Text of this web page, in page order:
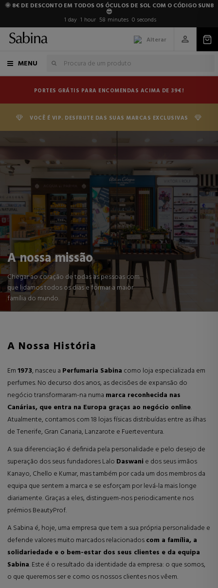
🌞 8€ DE DESCONTO EM TODOS OS ÓCULOS DE SOL COM O CÓDIGO SUN8
😎
1 day 1 hour 58 minutes 0 seconds
Alterar
MENU
PORTES GRÁTIS PARA ENCOMENDAS ACIMA DE 39€!
VOCÊ É VIP. DESFRUTE DAS SUAS MARCAS EXCLUSIVAS
A nossa missão
Chegar ao coração de todas as pessoas com
que lidamos todos os dias e formar a maior
família do mundo.
A Nossa História
Em1973, nasceu a Perfumaria Sabina como loja especializada em
perfumes. No decurso dos anos, as decisões de expansão do
negócio transformaram-na numa marca reconhecida nas
Canárias, que entra na Europa graças ao negócio online.
Atualmente, contamos com 18 lojas físicas distribuídas entre as ilhas
de Tenerife, Gran Canaria, Lanzarote e Fuerteventura.
A sua diferenciação é definida pela personalidade e pelo desejo de
superação dos seus fundadores Lalo Daswani e dos seus irmãos
Kanayo, Chello e Kumar, mas também por cada um dos membros da
equipa que sentem a marca e se esforçam por levá-la mais longe
diariamente. Graças a eles, distinguem-nos periodicamente nos
prémios BeautyProf.
A Sabina é, hoje, uma empresa que tem a sua própria personalidade e
defende valores muito marcados relacionadoscom a família, a
solidariedade e o bem-estar dos seus clientes e da equipa
Sabina. Este é o resultado da identidade da empresa: o que somos,
o que queremos ser e como os nossos clientes nos vêem.